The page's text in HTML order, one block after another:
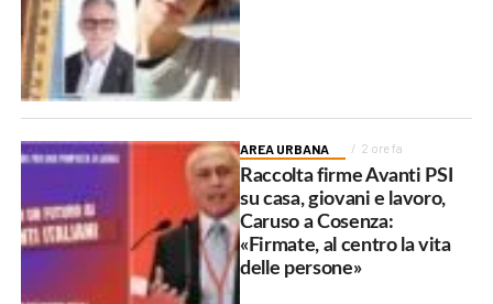
AREA URBANA 2 ore fa
Raccolta firme Avanti PSI
su casa, giovani e lavoro,
Caruso a Cosenza:
«Firmate, al centro la vita
delle persone»